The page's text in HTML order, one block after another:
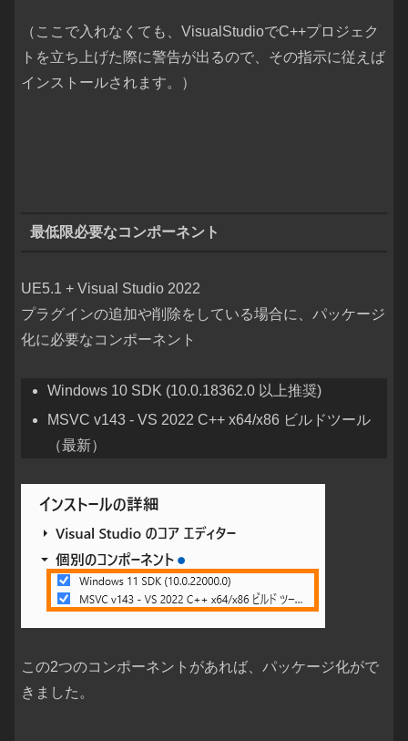
（ここで入れなくても、VisualStudioでC++プロジェク
トを立ち上げた際に警告が出るので、その指示に従えば
インストールされます。）
最低限必要なコンポーネント
UE5.1 + Visual Studio 2022
プラグインの追加や削除をしている場合に、パッケージ
化に必要なコンポーネント
Windows 10 SDK (10.0.18362.0 以上推奨)
MSVC v143 - VS 2022 C++ x64/x86 ビルドツール
（最新）
この2つのコンポーネントがあれば、パッケージ化がで
きました。